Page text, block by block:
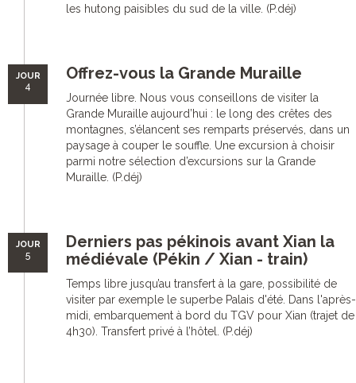
les hutong paisibles du sud de la ville. (P.déj)
JOUR
4
Offrez-vous la Grande Muraille
Journée libre. Nous vous conseillons de visiter la
Grande Muraille aujourd’hui : le long des crêtes des
montagnes, s’élancent ses remparts préservés, dans un
paysage à couper le souffle. Une excursion à choisir
parmi notre sélection d’excursions sur la Grande
Muraille. (P.déj)
JOUR
5
Derniers pas pékinois avant Xian la
médiévale (Pékin / Xian - train)
Temps libre jusqu’au transfert à la gare, possibilité de
visiter par exemple le superbe Palais d'été. Dans l'après-
midi, embarquement à bord du TGV pour Xian (trajet de
4h30). Transfert privé à l’hôtel. (P.déj)